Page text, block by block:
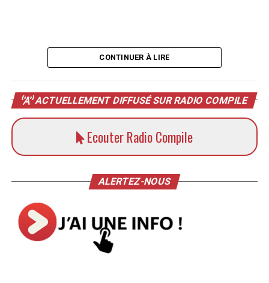
CONTINUER À LIRE
ACTUELLEMENT DIFFUSÉ SUR RADIO COMPILE
Ecouter Radio Compile
ALERTEZ-NOUS